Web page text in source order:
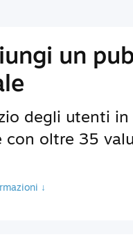
un
degli utenti
con oltre 35
↓